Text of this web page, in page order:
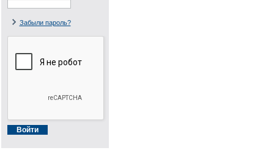
Забыли пароль?